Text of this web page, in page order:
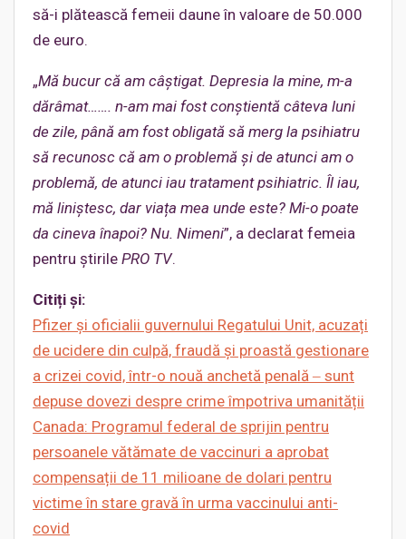
să-i plătească femeii daune în valoare de 50.000
de euro.
„Mă bucur că am câștigat. Depresia la mine, m-a
dărâmat……. n-am mai fost conștientă câteva luni
de zile, până am fost obligată să merg la psihiatru
să recunosc că am o problemă și de atunci am o
problemă, de atunci iau tratament psihiatric. Îl iau,
mă liniștesc, dar viața mea unde este? Mi-o poate
da cineva înapoi? Nu. Nimeni”, a declarat femeia
pentru știrile PRO TV.
Citiți și:
Pfizer și oficialii guvernului Regatului Unit, acuzați
de ucidere din culpă, fraudă și proastă gestionare
a crizei covid, într-o nouă anchetă penală ‒ sunt
depuse dovezi despre crime împotriva umanității
Canada: Programul federal de sprijin pentru
persoanele vătămate de vaccinuri a aprobat
compensații de 11 milioane de dolari pentru
victime în stare gravă în urma vaccinului anti-
covid